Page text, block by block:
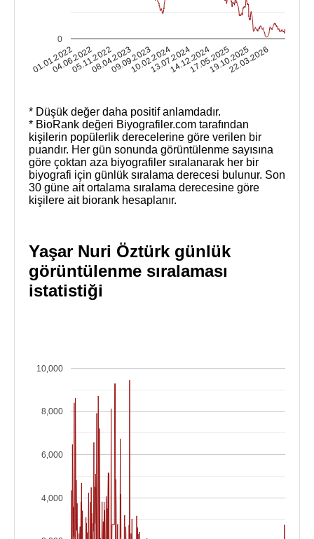
01.01.2022
04.06.2022
05.11.2022
08.04.2023
09.09.2023
10.02.2024
13.07.2024
14.12.2024
17.05.2025
19.10.2025
22.03.2026
0
* Düşük değer daha positif anlamdadır.
* BioRank değeri Biyografiler.com tarafından
kişilerin popülerlik derecelerine göre verilen bir
puandır. Her gün sonunda görüntülenme sayısına
göre çoktan aza biyografiler sıralanarak her bir
biyografi için günlük sıralama derecesi bulunur. Son
30 güne ait ortalama sıralama derecesine göre
kişilere ait biorank hesaplanır.
Yaşar Nuri Öztürk günlük
görüntülenme sıralaması
istatistiği
4,000
6,000
8,000
10,000